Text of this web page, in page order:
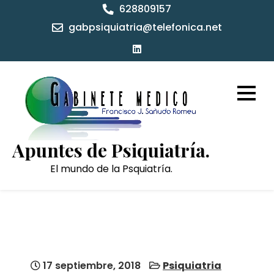
628809157
gabpsiquiatria@telefonica.net
Apuntes de Psiquiatría.
El mundo de la Psquiatría.
17 septiembre, 2018 Psiquiatria